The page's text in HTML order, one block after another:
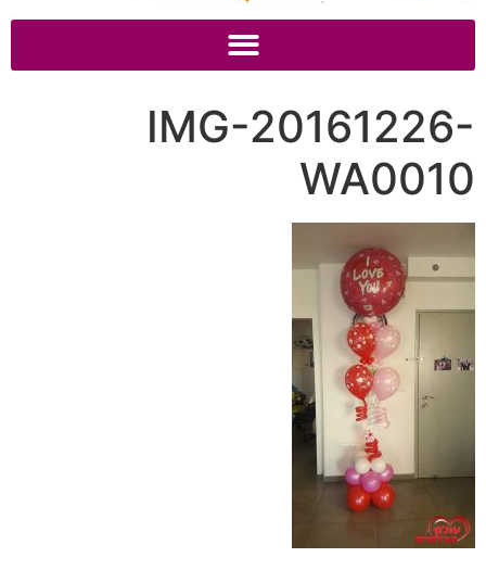
IMG-20161226-
WA0010